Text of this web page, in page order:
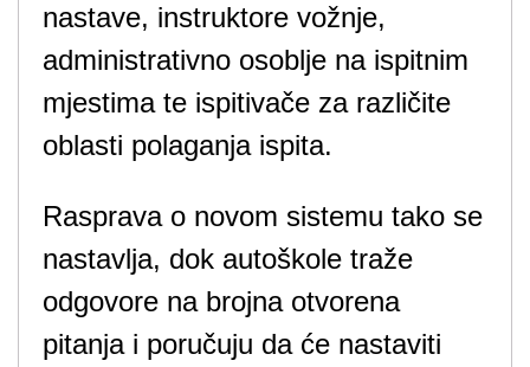
nastave, instruktore vožnje,
administrativno osoblje na ispitnim
mjestima te ispitivače za različite
oblasti polaganja ispita.
Rasprava o novom sistemu tako se
nastavlja, dok autoškole traže
odgovore na brojna otvorena
pitanja i poručuju da će nastaviti